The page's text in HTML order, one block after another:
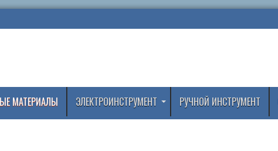
МАТЕРИАЛЫ ЭЛЕКТРОИНСТРУМЕНТ РУЧНОЙ ИНСТРУМЕНТ